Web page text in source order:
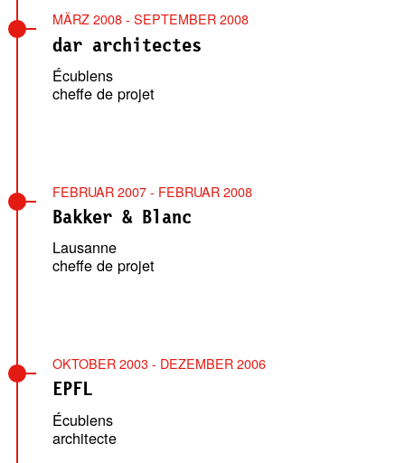
MÄRZ 2008 - SEPTEMBER 2008
dar architectes
Écublens
cheffe de projet
FEBRUAR 2007 - FEBRUAR 2008
Bakker & Blanc
Lausanne
cheffe de projet
OKTOBER 2003 - DEZEMBER 2006
EPFL
Écublens
architecte